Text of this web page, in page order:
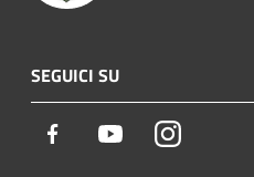
SEGUICI SU
Facebook YoutubeInstagram